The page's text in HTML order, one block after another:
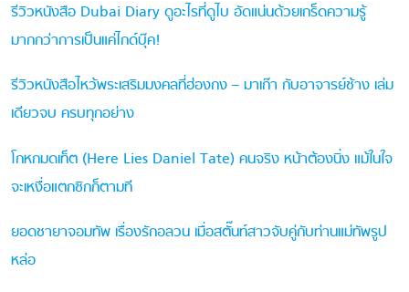
รีวิวหนังสือ Dubai Diary ดูอะไรที่ดูไบ อัดแน่นด้วยเกร็ดความรู้
มากกว่าการเป็นแค่ไกด์บุ๊ค!
รีวิวหนังสือไหว้พระเสริมมงคลที่ฮ่องกง – มาเก๊า กับอาจารย์ช้าง เล่ม
เดียวจบ ครบทุกอย่าง
โกหกมดเท็ต (Here Lies Daniel Tate) คนจริง หน้าต้องนิ่ง แม้ในใจ
จะเหงื่อแตกซิกก็ตามที
ยอดชายาจอมทัพ เรื่องรักอลวน เมื่อสตั๊นท์สาวจับคู่กับท่านแม่ทัพรูป
หล่อ